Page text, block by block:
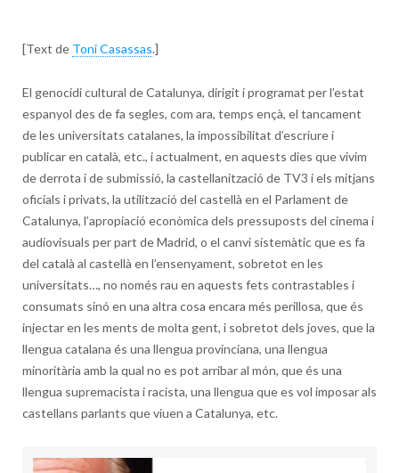
[Text de Toni Casassas.]
El genocidi cultural de Catalunya, dirigit i programat per l’estat
espanyol des de fa segles, com ara, temps ençà, el tancament
de les universitats catalanes, la impossibilitat d’escriure i
publicar en català, etc., i actualment, en aquests dies que vivim
de derrota i de submissió, la castellanització de TV3 i els mitjans
oficials i privats, la utilització del castellà en el Parlament de
Catalunya, l’apropiació econòmica dels pressuposts del cinema i
audiovisuals per part de Madrid, o el canvi sistemàtic que es fa
del català al castellà en l’ensenyament, sobretot en les
universitats…, no només rau en aquests fets contrastables i
consumats sinó en una altra cosa encara més perillosa, que és
injectar en les ments de molta gent, i sobretot dels joves, que la
llengua catalana és una llengua provinciana, una llengua
minoritària amb la qual no es pot arribar al món, que és una
llengua supremacista i racista, una llengua que es vol imposar als
castellans parlants que viuen a Catalunya, etc.